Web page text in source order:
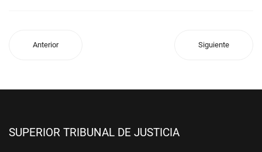
Anterior Siguiente
SUPERIOR TRIBUNAL DE JUSTICIA